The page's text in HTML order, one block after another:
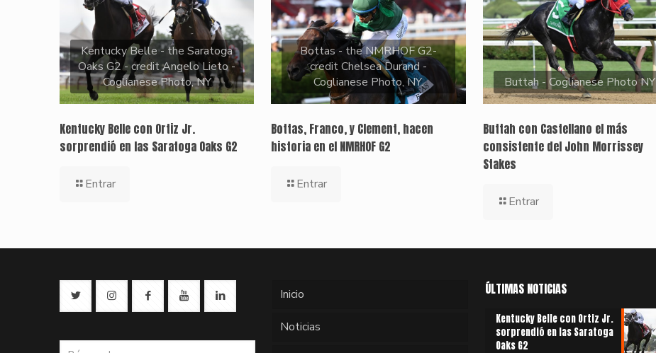
Kentucky Belle - the Saratoga
Oaks G2 - credit Angelo Lieto -
Coglianese Photo, NY
Kentucky Belle con Ortiz Jr.
sorprendió en las Saratoga Oaks G2
Entrar
Bottas - the NMRHOF G2-
credit Chelsea Durand -
Coglianese Photo, NY.
Bottas, Franco, y Clement, hacen
historia en el NMRHOF G2
Entrar
Buttah - Coglianese Photo NY
Buttah con Castellano el más
consistente del John Morrissey
Stakes
Entrar
Inicio
Noticias
ÚLTIMAS NOTICIAS
Kentucky Belle con Ortiz Jr.
sorprendió en las Saratoga
Oaks G2